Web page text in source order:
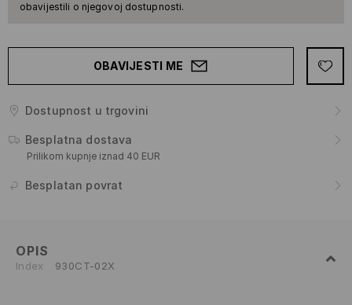
obavijestili o njegovoj dostupnosti.
OBAVIJESTI ME
Dostupnost u trgovini
Besplatna dostava
Prilikom kupnje iznad 40 EUR
Besplatan povrat
OPIS
Index 930CT-02X